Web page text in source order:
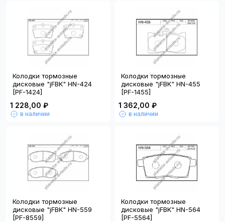
Колодки тормозные
дисковые "jFBK" HN-424
[PF-1424]
1 228,00 ₽
в наличии
Колодки тормозные
дисковые "jFBK" HN-455
[PF-1455]
1 362,00 ₽
в наличии
Колодки тормозные
дисковые "jFBK" HN-559
[PF-8559]
Колодки тормозные
дисковые "jFBK" HN-564
[PF-5564]